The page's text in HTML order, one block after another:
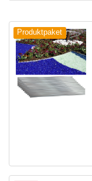
Produktpaket